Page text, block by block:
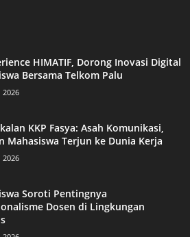
HIMATIF, Dorong Inovasi Digital
Bersama Telkom Palu
2026
KKP Fasya: Asah Komunikasi,
Mahasiswa Terjun ke Dunia Kerja
2026
Soroti Pentingnya
Dosen di Lingkungan